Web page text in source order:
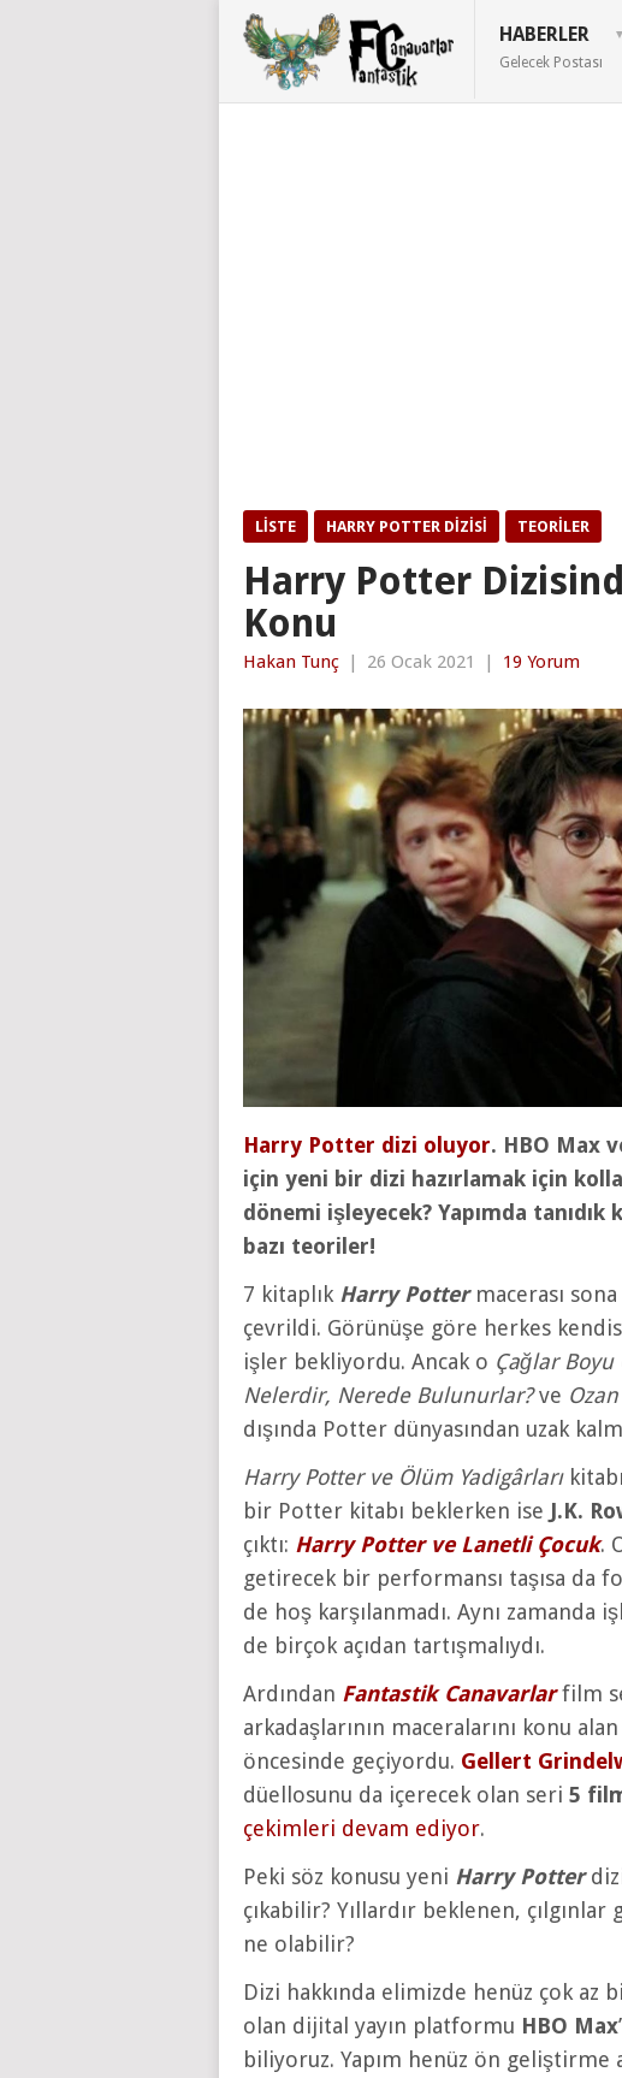
HABERLER
Gelecek Postası
LISTE HARRY POTTER DIZISI TEORILER
Harry Potter
Konu
Hakan Tunç | 26 Ocak 2021 | 19 Yorum
Harry Potter dizi oluyor. HBO Max
için yeni bir dizi hazırlamak için
dönemi işleyecek? Yapımda
bazı teoriler!
7 kitaplık Harry Pottermacerası
çevrildi. Görünüşe göre herkes
işler bekliyordu. Ancak o Çağlar
Nelerdir, Nerede Bulunurlar?ve
dışında Potter dünyasından uzak
Harry Potter ve Ölüm Yadigârları
bir Potter kitabı beklerken ise J.K.
çıktı: Harry Potter ve Lanetli Çocuk.
getirecek bir performansı taşısa da
de hoş karşılanmadı. Aynı zamanda
de birçok açıdan tartışmalıydı.
Ardından Fantastik Canavarlarfilm
arkadaşlarının maceralarını konu
öncesinde geçiyordu. Gellert
düellosunu da içerecek olan seri 5
çekimleri devam ediyor.
Peki söz konusu yeni Harry Potter
çıkabilir? Yıllardır beklenen,
ne olabilir?
Dizi hakkında elimizde henüz çok az
olan dijital yayın platformu HBO Max
biliyoruz. Yapım henüz ön geliştirme